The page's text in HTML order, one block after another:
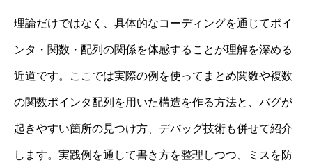
理論だけではなく、具体的なコーディングを通じてポイ
ンタ・関数・配列の関係を体感することが理解を深める
近道です。ここでは実際の例を使ってまとめ関数や複数
の関数ポインタ配列を用いた構造を作る方法と、バグが
起きやすい箇所の見つけ方、デバッグ技術も併せて紹介
します。実践例を通して書き方を整理しつつ、ミスを防